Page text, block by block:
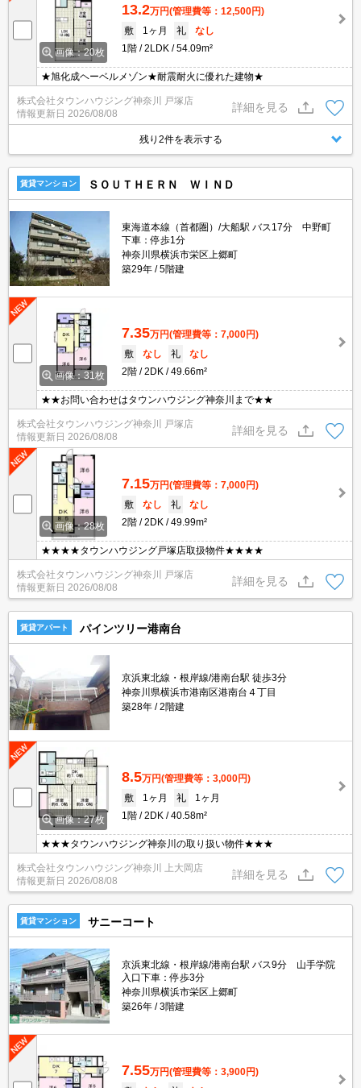
画像：20枚
13.2万円(管理費等：12,500円)
敷
1ヶ月 礼
なし
1階
2LDK 54.09m²
★旭化成ヘーベルメゾン★耐震耐火に優れた建物★
株式会社タウンハウジング神奈川 戸塚店
情報更新日 2026/08/08
詳細を見る
残り2件を表示する
賃貸マンション ＳＯＵＴＨＥＲＮ ＷＩＮＤ
東海道本線（首都圏）/大船駅 バス17分 中野町
下車：停歩1分
神奈川県横浜市栄区上郷町
築29年
5階建
画像：31枚
7.35万円(管理費等：7,000円)
敷
なし 礼
なし
2階
2DK 49.66m²
★★お問い合わせはタウンハウジング神奈川まで★★
株式会社タウンハウジング神奈川 戸塚店
情報更新日 2026/08/08
詳細を見る
画像：28枚
7.15万円(管理費等：7,000円)
敷
なし 礼
なし
2階
2DK 49.99m²
★★★★タウンハウジング戸塚店取扱物件★★★★
株式会社タウンハウジング神奈川 戸塚店
情報更新日 2026/08/08
詳細を見る
賃貸アパート パインツリー港南台
京浜東北線・根岸線/港南台駅 徒歩3分
神奈川県横浜市港南区港南台４丁目
築28年
2階建
画像：27枚
8.5万円(管理費等：3,000円)
敷
1ヶ月 礼
1ヶ月
1階
2DK 40.58m²
★★★タウンハウジング神奈川の取り扱い物件★★★
株式会社タウンハウジング神奈川 上大岡店
情報更新日 2026/08/08
詳細を見る
賃貸マンション サニーコート
京浜東北線・根岸線/港南台駅 バス9分 山手学院
入口下車：停歩3分
神奈川県横浜市栄区上郷町
築26年
3階建
7.55万円(管理費等：3,900円)